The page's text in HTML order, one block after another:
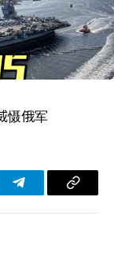
慑俄军
Telegram复